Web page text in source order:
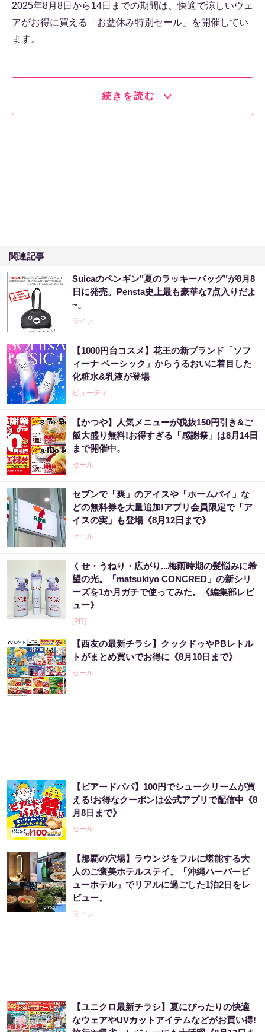
2025年8月8日から14日までの期間は、快適で涼しいウェ
アがお得に買える「お盆休み特別セール」を開催してい
ます。
続きを読む
関連記事
Suicaのペンギン"夏のラッキーバッグ"が8月8
日に発売。Pensta史上最も豪華な7点入りだよ
~。
ライフ
【1000円台コスメ】花王の新ブランド「ソフ
ィーナ ベーシック」からうるおいに着目した
化粧水&乳液が登場
ビューティ
【かつや】人気メニューが税抜150円引き&ご
飯大盛り無料!お得すぎる「感謝祭」は8月14日
まで開催中。
セール
セブンで「爽」のアイスや「ホームパイ」な
どの無料券を大量追加!アプリ会員限定で「ア
イスの実」も登場《8月12日まで》
セール
くせ・うねり・広がり...梅雨時期の髪悩みに希
望の光。「matsukiyo CONCRED」の新シリ
ーズを1か月ガチで使ってみた。《編集部レビ
ュー》
[PR]
【西友の最新チラシ】クックドゥやPBレトル
トがまとめ買いでお得に《8月10日まで》
セール
【ビアードパパ】100円でシュークリームが買
える!お得なクーポンは公式アプリで配信中《8
月8日まで》
セール
【那覇の穴場】ラウンジをフルに堪能する大
人のご褒美ホテルステイ。「沖縄ハーバービ
ューホテル」でリアルに過ごした1泊2日をレ
ビュー。
ライフ
【ユニクロ最新チラシ】夏にぴったりの快適
なウェアやUVカットアイテムなどがお買い得!